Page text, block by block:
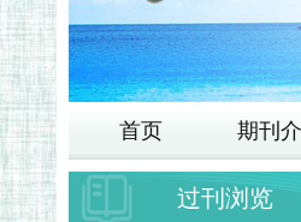
首页 期刊
过刊浏览